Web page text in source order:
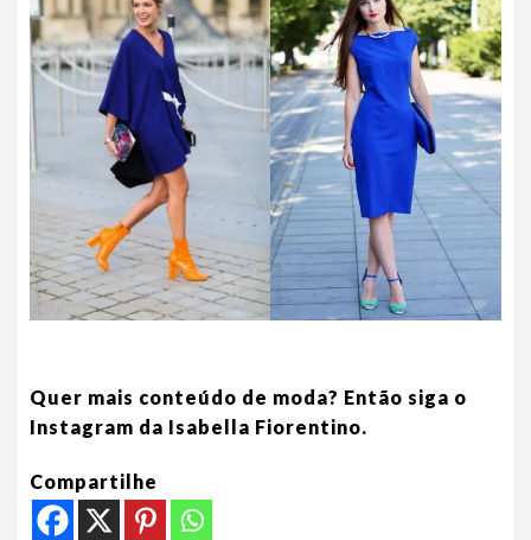
Quer mais conteúdo de moda? Então siga o
Instagram da Isabella Fiorentino.
Compartilhe